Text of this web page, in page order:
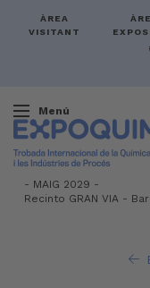
ÀREA
VISITANT
Menú
- MAIG 2029 -
Recinto GRAN VIA -